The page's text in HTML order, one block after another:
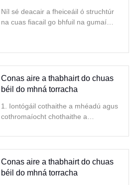
Níl sé deacair a fheiceáil ó struchtúr
na cuas fiacail go bhfuil na gumaí
Conas aire a thabhairt do chuas
béil do mhná torracha
1. Iontógáil cothaithe a mhéadú agus
cothromaíocht chothaithe a
leordhóthanach, tá vitimín A, D, C
agus roinnt substaintí
neamhorgánacha mar ion
Conas aire a thabhairt do chuas
béil do mhná torracha